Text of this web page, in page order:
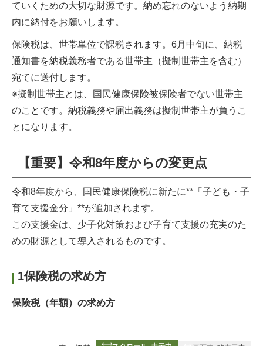
ていくための大切な財源です。納め忘れのないよう納期
内に納付をお願いします。
保険税は、世帯単位で課税されます。6月中旬に、納税
通知書を納税義務者である世帯主（擬制世帯主を含む）
宛てに送付します。
※擬制世帯主とは、国民健康保険被保険者でない世帯主
のことです。納税義務や届出義務は擬制世帯主が負うこ
とになります。
【重要】令和8年度からの変更点
令和8年度から、国民健康保険税に新たに**「子ども・子
育て支援金分」**が追加されます。
この支援金は、少子化対策および子育て支援の充実のた
めの財源として導入されるものです。
1保険税の求め方
保険税（年額）の求め方